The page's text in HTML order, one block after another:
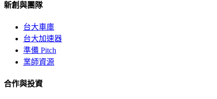
新創與團隊
台大車庫
台大加速器
準備 Pitch
業師資源
合作與投資